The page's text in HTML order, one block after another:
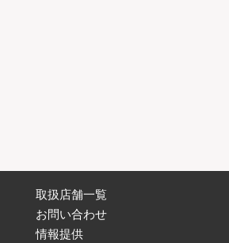
取扱店舗一覧
お問い合わせ
情報提供